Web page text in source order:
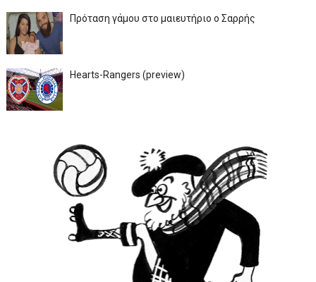
Πρόταση γάμου στο μαιευτήριο ο Σαρρής
Hearts-Rangers (preview)